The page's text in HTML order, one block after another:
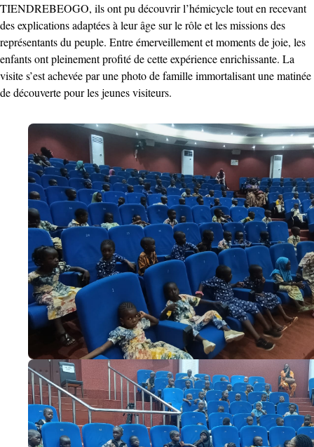
TIENDREBEOGO, ils ont pu découvrir l’hémicycle tout en recevant
des explications adaptées à leur âge sur le rôle et les missions des
représentants du peuple. Entre émerveillement et moments de joie, les
enfants ont pleinement profité de cette expérience enrichissante. La
visite s’est achevée par une photo de famille immortalisant une matinée
de découverte pour les jeunes visiteurs.